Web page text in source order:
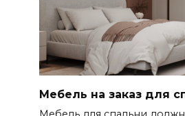
Мебель на заказ для